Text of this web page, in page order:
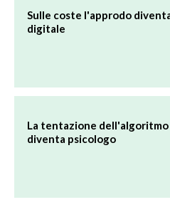
Sulle coste l'approdo
digitale
La tentazione dell'algoritmo
diventa psicologo